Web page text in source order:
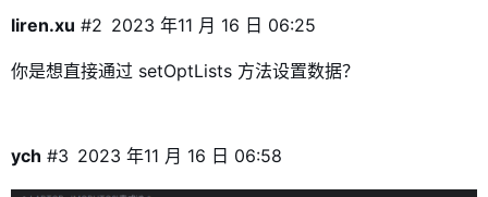
liren.xu 2023 年11 月 16 日 06:25
#2
你是想直接通过 setOptLists 方法设置数据？
ych 2023 年11 月 16 日 06:58
#3